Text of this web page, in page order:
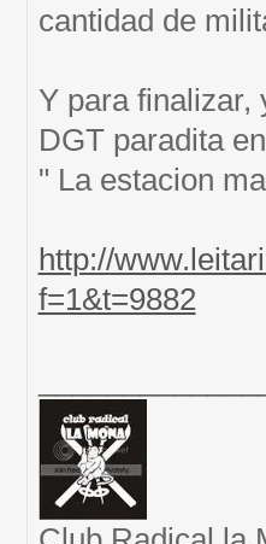
cantidad de
Y para finalizar,
DGT paradita
" La estacion
http://
f=1&t=9882